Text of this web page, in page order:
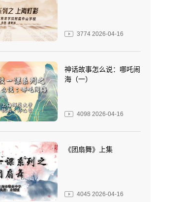
3774 2026-04-16
神话故事怎么说：哪吒闹
海（一）
4098 2026-04-16
《团扇舞》上集
4045 2026-04-16